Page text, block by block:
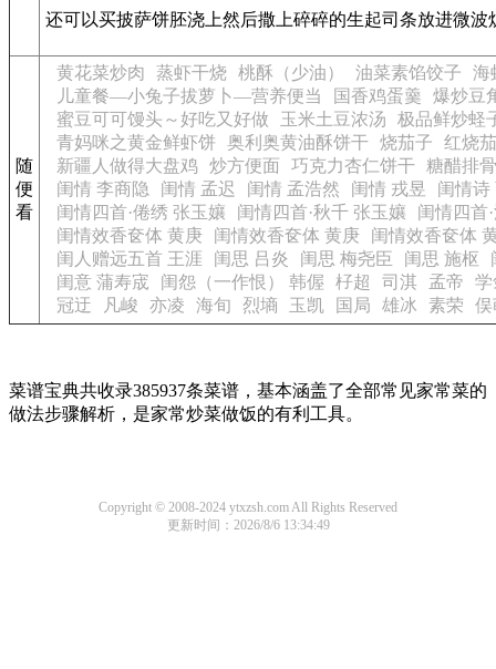
还可以买披萨饼胚浇上然后撒上碎碎的生起司条放进微
随
便
看
黄花菜炒肉 蒸虾干烧 桃酥（少油） 油菜素馅饺子
海
儿童餐—小兔子拔萝卜—营养便当
国香鸡蛋羹
爆炒豆
蜜豆可可馒头～好吃又好做
玉米土豆浓汤
极品鲜炒蛏
青妈咪之黄金鲜虾饼
奥利奥黄油酥饼干 烧茄子
红烧
新疆人做得大盘鸡 炒方便面 巧克力杏仁饼干 糖醋排骨
闺情 李商隐
闺情 孟迟 闺情 孟浩然 闺情 戎昱
闺情诗
闺情四首·倦绣 张玉孃
闺情四首·秋千 张玉孃
闺情四首
闺情效香奁体 黄庚
闺情效香奁体 黄庚
闺情效香奁体
闺人赠远五首 王涯
闺思 吕炎 闺思 梅尧臣 闺思 施枢
闺意 蒲寿宬
闺怨（一作恨） 韩偓 杍超 司淇 孟帝
学
冠迂
凡峻 亦凌 海旬 烈墒 玉凯 国局 雄冰 素荣 俣
菜谱宝典共收录385937条菜谱，基本涵盖了全部常见家常菜的
做法步骤解析，是家常炒菜做饭的有利工具。
Copyright © 2008-2024 ytxzsh.com All Rights Reserved
更新时间：2026/8/6 13:34:49